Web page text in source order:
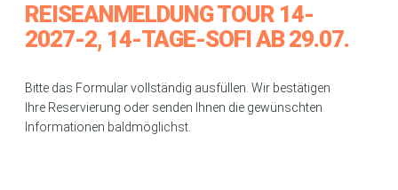
REISEANMELDUNG TOUR 14-
2027-2, 14-TAGE-SOFI AB 29.07.
Bitte das Formular vollständig ausfüllen. Wir bestätigen
Ihre Reservierung oder senden Ihnen die gewünschten
Informationen baldmöglichst.